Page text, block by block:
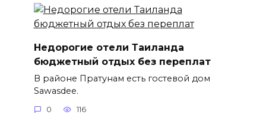
Недорогие отели Таиланда
бюджетный отдых без переплат
В районе Пратунам есть гостевой дом
Sawasdee.
0 116